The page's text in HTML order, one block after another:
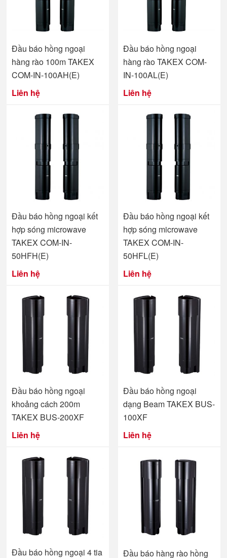
Đầu báo hồng ngoại
hàng rào 100m TAKEX
COM-IN-100AH(E)
Liên hệ
Đầu báo hồng ngoại
hàng rào TAKEX COM-
IN-100AL(E)
Liên hệ
Đầu báo hồng ngoại kết
hợp sóng microwave
TAKEX COM-IN-
50HFH(E)
Liên hệ
Đầu báo hồng ngoại kết
hợp sóng microwave
TAKEX COM-IN-
50HFL(E)
Liên hệ
Đầu báo hồng ngoại
khoảng cách 200m
TAKEX BUS-200XF
Liên hệ
Đầu báo hồng ngoại
dạng Beam TAKEX BUS-
100XF
Liên hệ
Đầu báo hồng ngoại 4 tia Đầu báo hàng rào hồng